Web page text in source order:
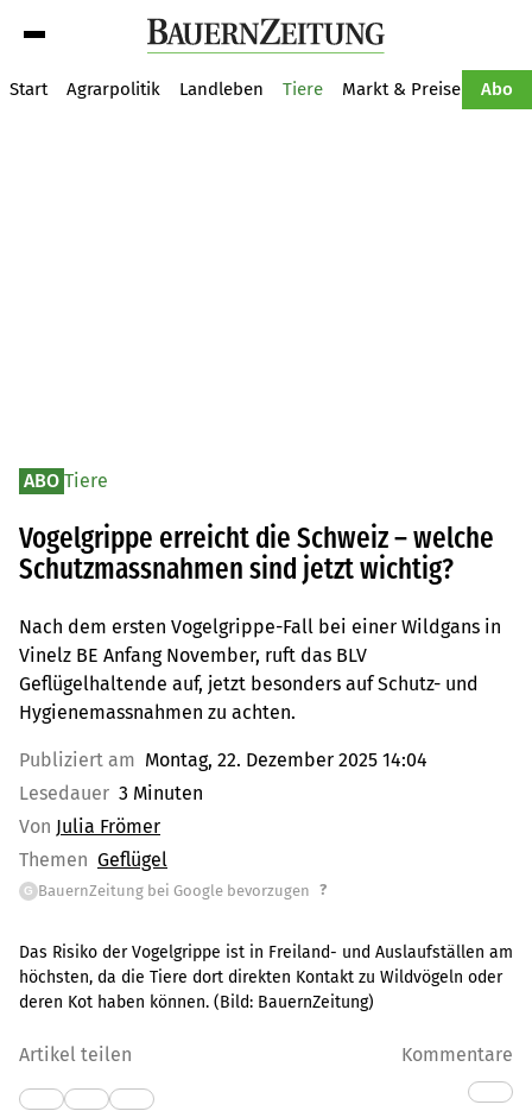
Start Agrarpolitik Landleben Tiere Markt & Preise Abo
ABO Tiere
Vogelgrippe erreicht die Schweiz – welche
Schutzmassnahmen sind jetzt wichtig?
Nach dem ersten Vogelgrippe-Fall bei einer Wildgans in
Vinelz BE Anfang November, ruft das BLV
Geflügelhaltende auf, jetzt besonders auf Schutz- und
Hygienemassnahmen zu achten.
Publiziert am Montag, 22. Dezember 2025 14:04
Lesedauer 3 Minuten
Von Julia Frömer
Themen Geflügel
G BauernZeitung bei Google bevorzugen ?
Das Risiko der Vogelgrippe ist in Freiland- und Auslaufställen am
höchsten, da die Tiere dort direkten Kontakt zu Wildvögeln oder
deren Kot haben können. (Bild: BauernZeitung)
Artikel teilen Kommentare